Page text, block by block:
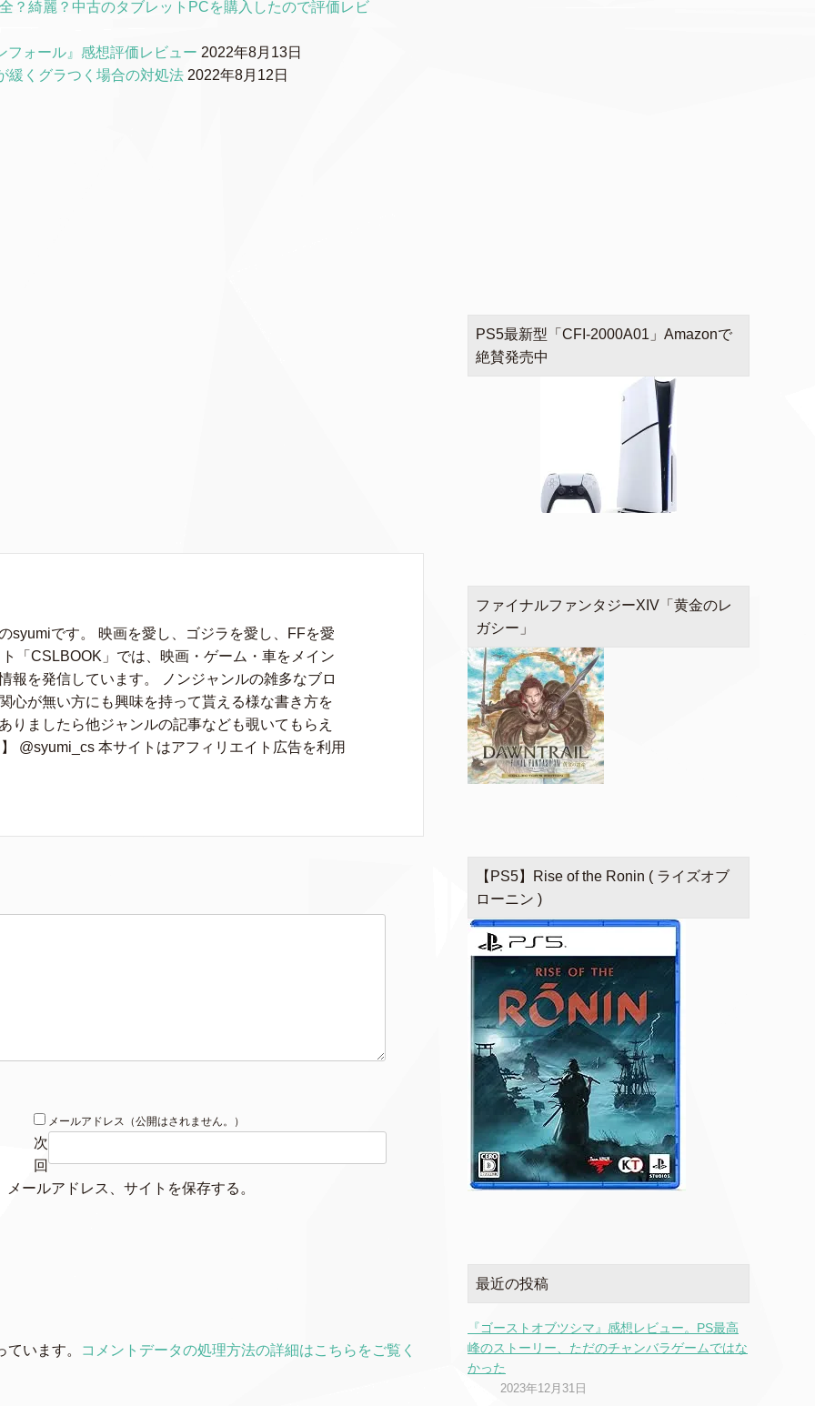
？綺麗？中古のタブレットPCを購入したので評価レビ
フォール』感想評価レビュー 2022年8月13日
緩くグラつく場合の対処法 2022年8月12日
syumiです。 映画を愛し、ゴジラを愛し、FFを愛
「CSLBOOK」では、映画・ゲーム・車をメイン
報を発信しています。 ノンジャンルの雑多なブロ
心が無い方にも興味を持って貰える様な書き方を
りましたら他ジャンルの記事なども覗いてもらえ
@syumi_cs 本サイトはアフィリエイト広告を利用
メールアドレス（公開はされません。）
次
回
ールアドレス、サイトを保存する。
います。 コメントデータの処理方法の詳細はこちらをご覧く
PS5最新型「CFI-2000A01」Amazonで
絶賛発売中
ファイナルファンタジーXIV「黄金のレ
ガシー」
【PS5】Rise of the Ronin ( ライズオブ
ローニン )
最近の投稿
『ゴーストオブツシマ』感想レビュー。PS最高
峰のストーリー、ただのチャンバラゲームではな
かった
2023年12月31日